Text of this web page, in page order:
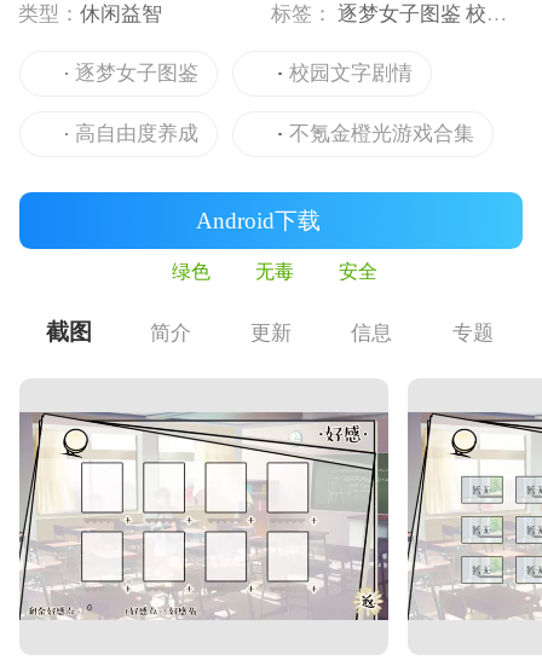
类型： 休闲益智 标签： 逐梦女子图鉴 校园文字剧情
逐梦女子图鉴 校园文字剧情
高自由度养成 不氪金橙光游戏合集
Android下载
绿色 无毒 安全
截图 简介 更新 信息 专题